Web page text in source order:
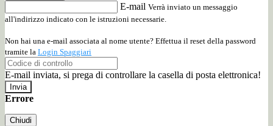
E-mail Verrà inviato un messaggio
all'indirizzo indicato con le istruzioni necessarie.
Non hai una e-mail associata al nome utente? Effettua il reset della password
tramite la Login Spaggiari
E-mail inviata, si prega di controllare la casella di posta elettronica!
Errore
Chiudi